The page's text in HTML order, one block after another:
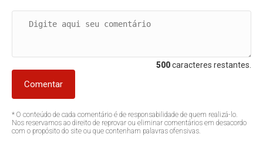
500caracteres restantes.
Comentar
* O conteúdo de cada comentário é de responsabilidade de quem realizá-lo.
Nos reservamos ao direito de reprovar ou eliminar comentários em desacordo
com o propósito do site ou que contenham palavras ofensivas.